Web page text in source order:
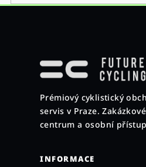
Prémiový cyklistický
servis v Praze.
centrum a osobní
INFORMACE